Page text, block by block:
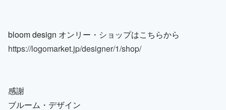
bloom design オンリー・ショップはこちらから
https://logomarket.jp/designer/1/shop/
感謝
ブルーム・デザイン